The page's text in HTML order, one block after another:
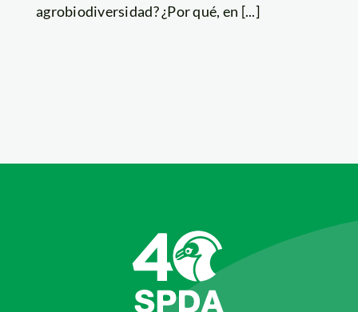
agrobiodiversidad? ¿Por qué, en [...]